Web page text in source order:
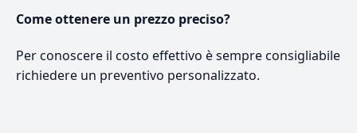
Come ottenere un prezzo preciso?
Per conoscere il costo effettivo è sempre consigliabile
richiedere un preventivo personalizzato.